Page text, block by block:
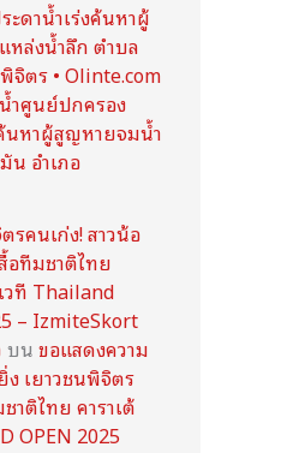
ะดาน้ำเร่งค้นหาผู้
ล่งน้ำลึก ตำบล
ตร • Olinte.com
ำศูนย์ปกครอง
นหาผู้สูญหายจมน้ำ
อำเภอ
รคนเก่ง! สาวน้อ
อทีมชาติไทย
วที Thailand
– IzmiteSkort
บนขอแสดงความ
เยาวชนพิจิตร
าติไทย คาราเต้
OPEN 2025